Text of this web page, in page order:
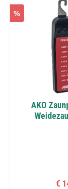
%
AKO
€